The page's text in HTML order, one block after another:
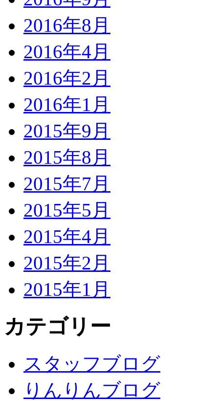
2016年8月
2016年4月
2016年2月
2016年1月
2015年9月
2015年8月
2015年7月
2015年5月
2015年4月
2015年2月
2015年1月
カテゴリー
スタッフブログ
りんりんブログ